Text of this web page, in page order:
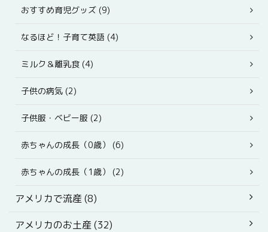
おすすめ育児グッズ (9)
なるほど！子育て英語 (4)
ミルク＆離乳食 (4)
子供の病気 (2)
子供服・ベビー服 (2)
赤ちゃんの成長（0歳） (6)
赤ちゃんの成長（1歳） (2)
アメリカで流産 (8)
アメリカのお土産 (32)